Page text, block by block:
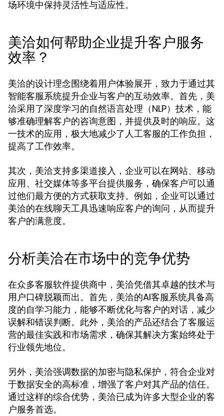
场环境中保持灵活性与适应性。
美洽如何帮助企业提升客户服务
效率？
美洽的设计理念围绕着用户体验展开，致力于通过其
智能客服系统提升企业与客户的互动效率。首先，美
洽采用了深度学习的自然语言处理（NLP）技术，能
够准确理解客户的咨询意图，并提供及时的响应。这
一技术的应用，极大地减少了人工客服的工作负担，
提高了工作效率。
其次，美洽支持多渠道接入，企业可以在网站、移动
应用、社交媒体等多平台提供服务，确保客户可以通
过他们最方便的方式获取支持。例如，企业可以通过
美洽的在线聊天工具迅速响应客户的询问，从而提升
客户的满意度。
分析美洽在市场中的竞争优势
在众多客服软件提供商中，美洽凭借其卓越的技术与
用户口碑脱颖而出。首先，美洽的AI客服系统具备高
度的自学习能力，能够不断优化与客户的对话，减少
误解和错误判断。此外，美洽的产品还结合了客服运
营的最佳实践和市场需求，确保其解决方案始终处于
行业领先地位。
另外，美洽强调数据的加密与隐私保护，符合企业对
于数据安全的高标准，增强了客户对其产品的信任。
通过这样的综合优势，美洽已成为许多大型企业的客
户服务首选。